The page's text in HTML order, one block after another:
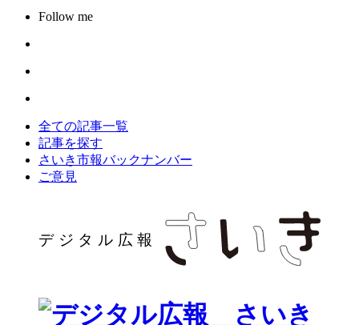
Follow me
全ての記事一覧
記事を探す
さいき市報バックナンバー
ご意見